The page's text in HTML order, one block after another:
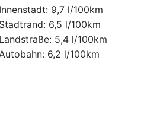
9,7 l/100km
6,5 l/100km
5,4 l/100km
6,2 l/100km